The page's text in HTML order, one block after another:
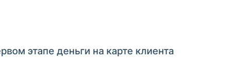
этапе деньги на карте клиента